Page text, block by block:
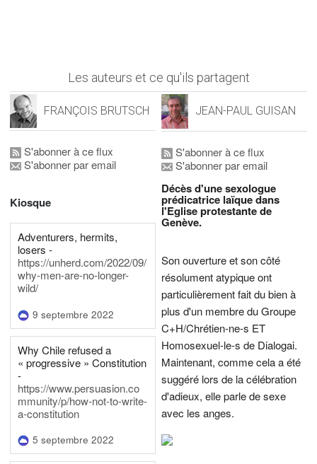
Les auteurs et ce qu'ils partagent
FRANÇOIS BRUTSCH
S'abonner à ce flux
S'abonner par email
Kiosque
Adventurers, hermits,
losers -
https://unherd.com/2022/09/
why-men-are-no-longer-
wild/
9 septembre 2022
Why Chile refused a
« progressive » Constitution
-
https://www.persuasion.co
mmunity/p/how-not-to-write-
a-constitution
5 septembre 2022
JEAN-PAUL GUISAN
S'abonner à ce flux
S'abonner par email
Décès d'une sexologue
prédicatrice laïque dans
l'Eglise protestante de
Genève.
Son ouverture et son côté
résolument atypique ont
particulièrement fait du bien à
plus d'un membre du Groupe
C+H/Chrétien-ne-s ET
Homosexuel-le-s de Dialogai.
Maintenant, comme cela a été
suggéré lors de la célébration
d'adieux, elle parle de sexe
avec les anges.